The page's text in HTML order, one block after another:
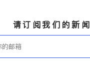
请订阅我们的新闻